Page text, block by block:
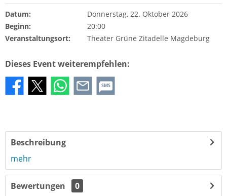
Datum:
Donnerstag, 22. Oktober 2026
Beginn:
20:00
Veranstaltungsort:
Theater Grüne Zitadelle Magdeburg
Dieses Event weiterempfehlen:
SMS
Beschreibung
mehr
Bewertungen
0